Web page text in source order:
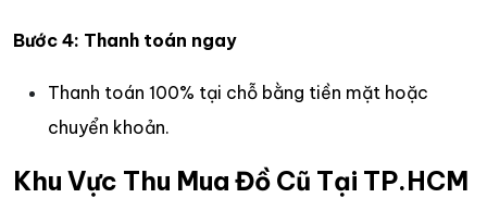
Bước 4: Thanh toán ngay
Thanh toán 100% tại chỗ bằng tiền mặt hoặc
chuyển khoản.
Khu Vực Thu Mua Đồ Cũ Tại TP.HCM